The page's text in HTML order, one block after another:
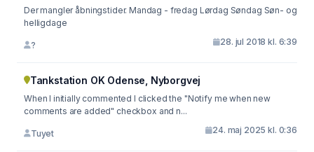
Der mangler åbningstider. Mandag - fredag Lørdag Søndag Søn- og
helligdage
? 28. jul 2018 kl. 6:39
Tankstation OK Odense, Nyborgvej
When I initially commented I clicked the "Notify me when new
comments are added" checkbox and n...
Tuyet 24. maj 2025 kl. 0:36